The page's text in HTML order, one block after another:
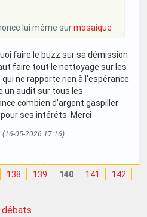
lui même surmosaique
faire le buzz sur sa démission
faire tout le nettoyage sur les
ne rapporte rien à l'espérance.
un audit sur tous les
combien d'argent gaspiller
ses intérêts. Merci
(16-05-2026 17:16)
138 139 140 141 142 …
débats